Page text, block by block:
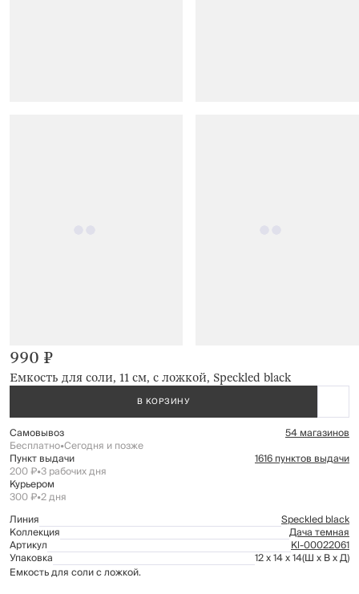
Емкость для соли, 11 см, с ложкой, Speckled black
990 ₽
В КОРЗИНУ
Самовывоз 54 магазинов
Бесплатно•Сегодня и позже
Пункт выдачи 1616 пунктов выдачи
200 ₽•3 рабочих дня
Курьером
300 ₽•2 дня
Линия
Speckled black
Коллекция Дача темная
Артикул Kl-00022061
Упаковка 12 x 14 x 14(Ш x В x Д)
Емкость для соли с ложкой.